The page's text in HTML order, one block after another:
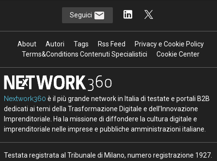
Seguici
About Autori Tags Rss Feed
Privacy e Cookie Policy
Terms&Conditions Contenuti Specialistici
Cookie Center
Nextwork360 è il più grande network in Italia di testate e portali B2B
dedicati ai temi della Trasformazione Digitale e dell’Innovazione
Imprenditoriale. Ha la missione di diffondere la cultura digitale e
imprenditoriale nelle imprese e pubbliche amministrazioni italiane.
Testata registrata al Tribunale di Milano, numero registrazione 1927.